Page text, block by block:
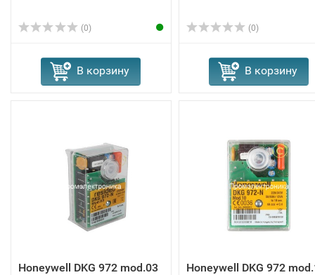
(0)
В корзину
(0)
В корзину
Honeywell DKG 972 mod.03 Honeywell DKG 972